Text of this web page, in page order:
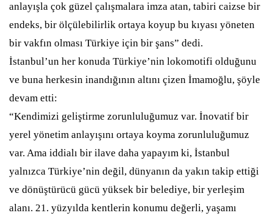
anlayışla çok güzel çalışmalara imza atan, tabiri caizse bir
endeks, bir ölçülebilirlik ortaya koyup bu kıyası yöneten
bir vakfın olması Türkiye için bir şans” dedi.
İstanbul’un her konuda Türkiye’nin lokomotifi olduğunu
ve buna herkesin inandığının altını çizen İmamoğlu, şöyle
devam etti:
“Kendimizi geliştirme zorunluluğumuz var. İnovatif bir
yerel yönetim anlayışını ortaya koyma zorunluluğumuz
var. Ama iddialı bir ilave daha yapayım ki, İstanbul
yalnızca Türkiye’nin değil, dünyanın da yakın takip ettiği
ve dönüştürücü gücü yüksek bir belediye, bir yerleşim
alanı. 21. yüzyılda kentlerin konumu değerli, yaşamı